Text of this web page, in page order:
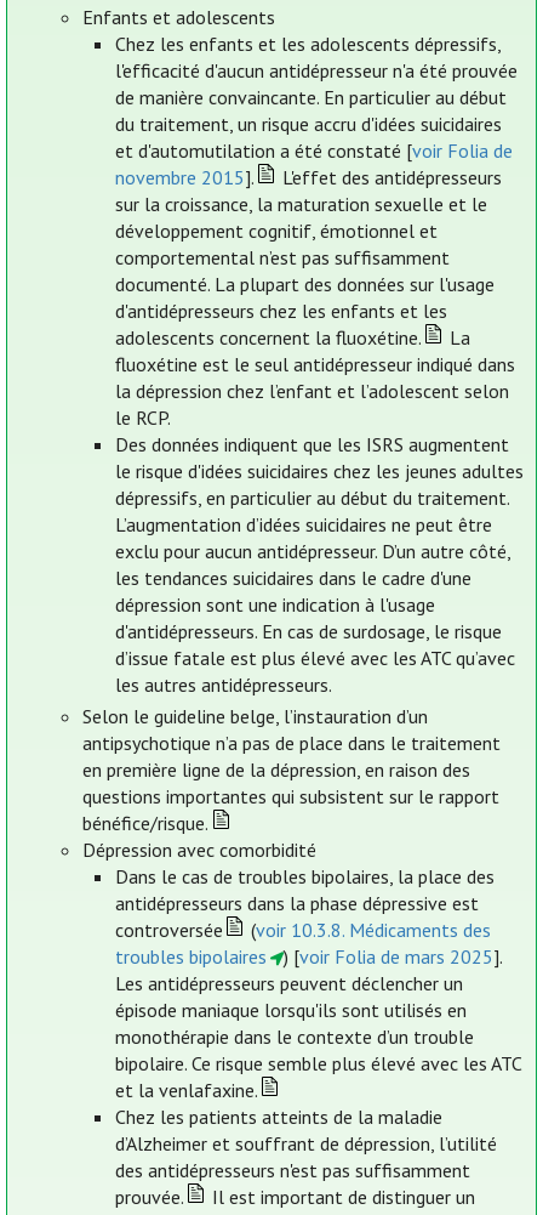
Enfants et adolescents
Chez les enfants et les adolescents dépressifs,
l'efficacité d'aucun antidépresseur n'a été prouvée
de manière convaincante. En particulier au début
du traitement, un risque accru d'idées suicidaires
et d'automutilation a été constaté [voir Folia de
novembre 2015].
L'effet des antidépresseurs
sur la croissance, la maturation sexuelle et le
développement cognitif, émotionnel et
comportemental n’est pas suffisamment
documenté. La plupart des données sur l'usage
d'antidépresseurs chez les enfants et les
adolescents concernent la fluoxétine.
La
fluoxétine est le seul antidépresseur indiqué dans
la dépression chez l’enfant et l’adolescent selon
le RCP.
Des données indiquent que les ISRS augmentent
le risque d'idées suicidaires chez les jeunes adultes
dépressifs, en particulier au début du traitement.
L’augmentation d’idées suicidaires ne peut être
exclu pour aucun antidépresseur. D’un autre côté,
les tendances suicidaires dans le cadre d'une
dépression sont une indication à l'usage
d'antidépresseurs. En cas de surdosage, le risque
d’issue fatale est plus élevé avec les ATC qu’avec
les autres antidépresseurs.
Selon le guideline belge, l’instauration d’un
antipsychotique n’a pas de place dans le traitement
en première ligne de la dépression, en raison des
questions importantes qui subsistent sur le rapport
bénéfice/risque.
Dépression avec comorbidité
Dans le cas de troubles bipolaires, la place des
antidépresseurs dans la phase dépressive est
controversée
(voir 10.3.8. Médicaments des
troubles bipolaires
) [voir Folia de mars 2025].
Les antidépresseurs peuvent déclencher un
épisode maniaque lorsqu'ils sont utilisés en
monothérapie dans le contexte d’un trouble
bipolaire. Ce risque semble plus élevé avec les ATC
et la venlafaxine.
Chez les patients atteints de la maladie
d’Alzheimer et souffrant de dépression, l’utilité
des antidépresseurs n'est pas suffisamment
prouvée.
Il est important de distinguer un